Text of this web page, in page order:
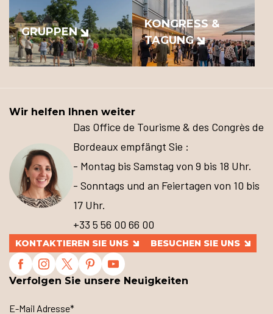
GRUPPEN
KONGRESS &
TAGUNG
Wir helfen Ihnen weiter
Das Office de Tourisme & des Congrès de
Bordeaux empfängt Sie :
- Montag bis Samstag von 9 bis 18 Uhr.
- Sonntags und an Feiertagen von 10 bis
17 Uhr.
+33 5 56 00 66 00
KONTAKTIEREN SIE UNS BESUCHEN SIE UNS
Verfolgen Sie unsere Neuigkeiten